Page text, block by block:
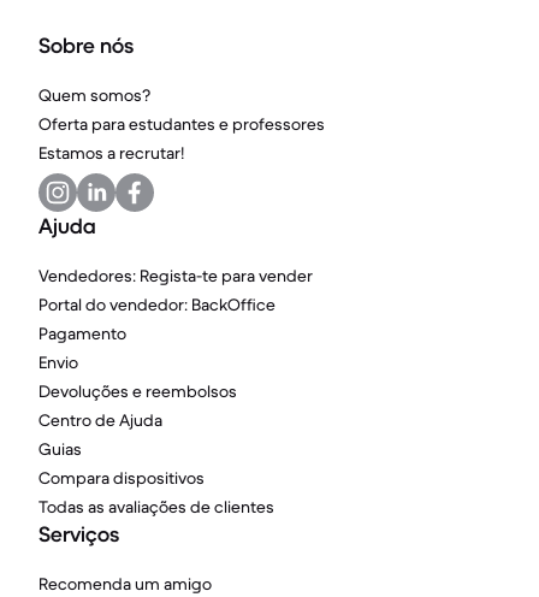
Sobre nós
Quem somos?
Oferta para estudantes e professores
Estamos a recrutar!
Ajuda
Vendedores: Regista-te para vender
Portal do vendedor: BackOffice
Pagamento
Envio
Devoluções e reembolsos
Centro de Ajuda
Guias
Compara dispositivos
Todas as avaliações de clientes
Serviços
Recomenda um amigo